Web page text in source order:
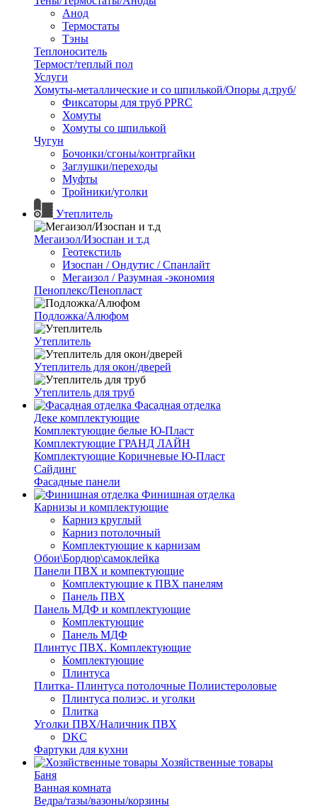
Анод
Термостаты
Тэны
Теплоноситель
Термост/теплый пол
Услуги
Хомуты-металлические и со шпилькой/Опоры д.труб/
Фиксаторы для труб PPRC
Хомуты
Хомуты со шпилькой
Чугун
Бочонки/сгоны/контргайки
Заглушки/переходы
Муфты
Тройники/уголки
Утеплитель
Мегаизол/Изоспан и т.д
Геотекстиль
Изоспан / Ондутис / Спанлайт
Мегаизол / Разумная -экономия
Пеноплекс/Пенопласт
Подложка/Алюфом
Утеплитель
Утеплитель для окон/дверей
Утеплитель для труб
Фасадная отделка
Деке комплектующие
Комплектующие белые Ю-Пласт
Комплектующие ГРАНД ЛАЙН
Комплектующие Коричневые Ю-Пласт
Сайдинг
Фасадные панели
Финишная отделка
Карнизы и комплектующие
Карниз круглый
Карниз потолочный
Комплектующие к карнизам
Обои\Бордюр\самоклейка
Панели ПВХ и компектующие
Комплектующие к ПВХ панелям
Панель ПВХ
Панель МДФ и комплектующие
Комплектующие
Панель МДФ
Плинтус ПВХ. Комплектующие
Комплектующие
Плинтуса
Плитка- Плинтуса потолочные Полиистероловые
Плинтуса полиэс. и уголки
Плитка
Уголки ПВХ/Наличник ПВХ
DKC
Фартуки для кухни
Хозяйственные товары
Баня
Ванная комната
Ведра/тазы/вазоны/корзины